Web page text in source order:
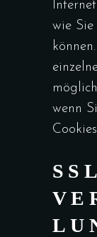
wie Sie
wenn